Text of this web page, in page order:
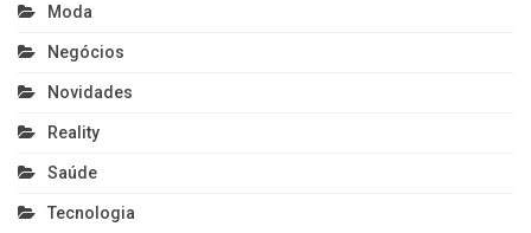
Moda
Negócios
Novidades
Reality
Saúde
Tecnologia